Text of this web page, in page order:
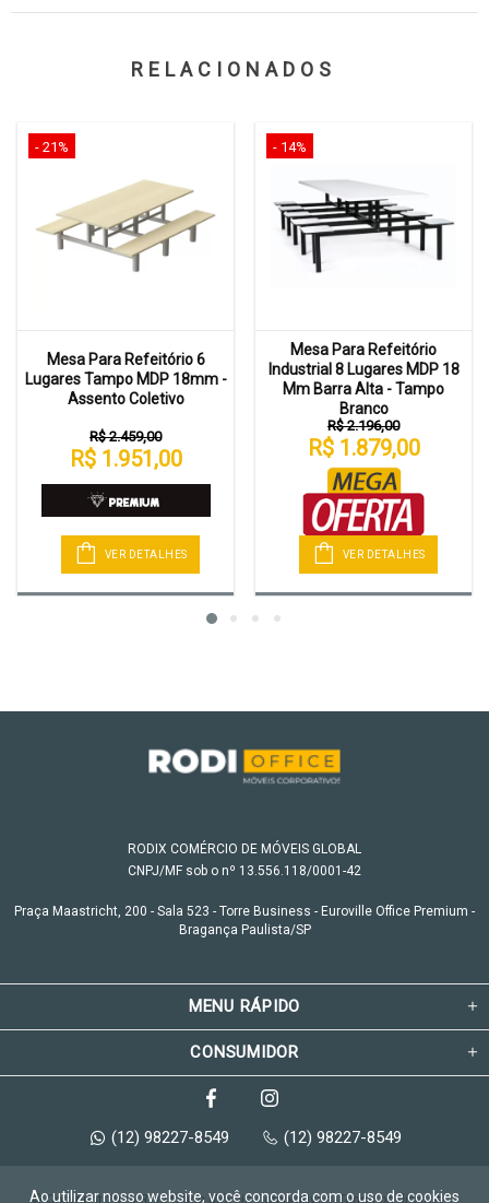
RELACIONADOS
- 21%
Mesa Para Refeitório 6
Lugares Tampo MDP 18mm -
Assento Coletivo
R$ 2.459,00
R$ 1.951,00
VER DETALHES
- 14%
Mesa Para Refeitório
Industrial 8 Lugares MDP 18
Mm Barra Alta - Tampo
Branco
R$ 2.196,00
R$ 1.879,00
VER DETALHES
RODIX COMÉRCIO DE MÓVEIS GLOBAL
CNPJ/MF sob o nº 13.556.118/0001-42
Praça Maastricht, 200 - Sala 523 - Torre Business - Euroville Office Premium -
Bragança Paulista/SP
MENU RÁPIDO
CONSUMIDOR
(12) 98227-8549 (12) 98227-8549
Ao utilizar nosso website, você concorda com o uso de cookies